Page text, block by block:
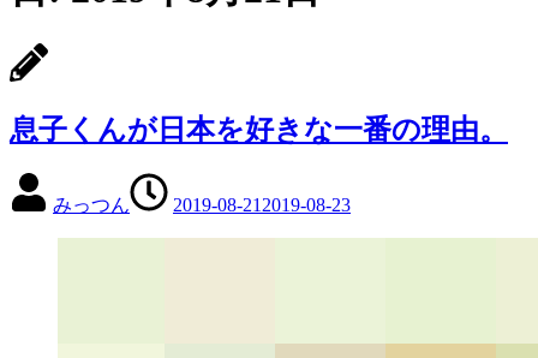
息子くんが日本を好きな一番の理由。
みっつん 2019-08-21 2019-08-23